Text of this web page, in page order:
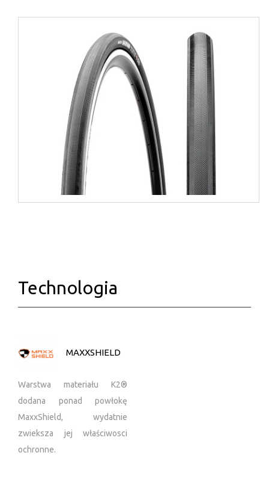
Technologia
MAXXSHIELD
Warstwa materiału K2®
dodana ponad powłokę
MaxxShield, wydatnie
zwieksza jej właściwosci
ochronne.